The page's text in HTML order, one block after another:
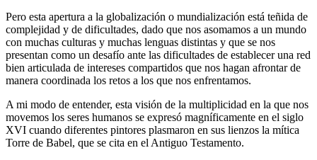
Pero esta apertura a la globalización o mundialización está teñida de
complejidad y de dificultades, dado que nos asomamos a un mundo
con muchas culturas y muchas lenguas distintas y que se nos
presentan como un desafío ante las dificultades de establecer una red
bien articulada de intereses compartidos que nos hagan afrontar de
manera coordinada los retos a los que nos enfrentamos.
A mi modo de entender, esta visión de la multiplicidad en la que nos
movemos los seres humanos se expresó magníficamente en el siglo
XVI cuando diferentes pintores plasmaron en sus lienzos la mítica
Torre de Babel, que se cita en el Antiguo Testamento.